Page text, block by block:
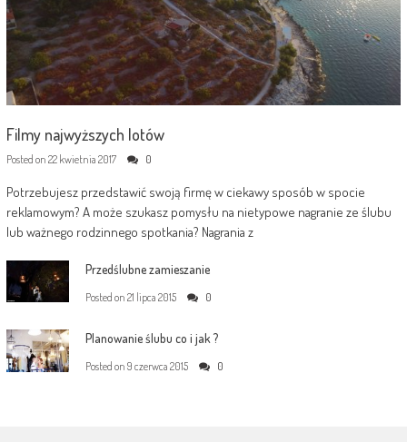
Filmy najwyższych lotów
Posted on 22 kwietnia 2017 0
Potrzebujesz przedstawić swoją firmę w ciekawy sposób w spocie
reklamowym? A może szukasz pomysłu na nietypowe nagranie ze ślubu
lub ważnego rodzinnego spotkania? Nagrania z
Przedślubne zamieszanie
Posted on 21 lipca 2015 0
Planowanie ślubu co i jak ?
Posted on 9 czerwca 2015 0